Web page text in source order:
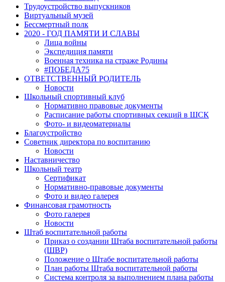
Трудоустройство выпускников
Виртуальный музей
Бессмертный полк
2020 - ГОД ПАМЯТИ И СЛАВЫ
Лица войны
Экспедиция памяти
Военная техника на страже Родины
#ПОБЕДА75
ОТВЕТСТВЕННЫЙ РОДИТЕЛЬ
Новости
Школьный спортивный клуб
Нормативно правовые документы
Расписание работы спортивных секций в ШСК
Фото- и видеоматериалы
Благоустройство
Советник директора по воспитанию
Новости
Наставничество
Школьный театр
Сертификат
Нормативно-правовые документы
Фото и видео галерея
Финансовая грамотность
Фото галерея
Новости
Штаб воспитательной работы
Приказ о создании Штаба воспитательной работы
(ШВР)
Положение о Штабе воспитательной работы
План работы Штаба воспитательной работы
Система контроля за выполнением плана работы